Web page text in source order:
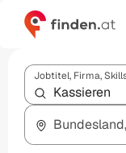
Jobtitel, Firma,